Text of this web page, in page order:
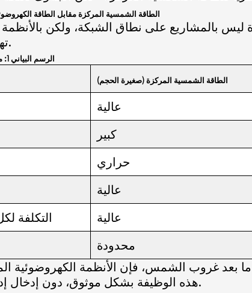
الطاقة الشمسية المركزة مقابل الطاقة
بالمشاريع على نطاق الشبكة، ولكن بالأنظمة
تهيمن على سوق الطاقة المنزلية.
الرسم البياني 1: مقارنة تكنولوجيا الطاقة السكنية (تحليل إرشادي)
الطاقة الشمسية المركزة (صغيرة الحجم)
عالية
كبير
حراري
عالية
التكلفة
عالية
محدودة
غروب الشمس، فإن الأنظمة الكهروضوئية
هذه الوظيفة بشكل موثوق، دون إدخال إدارة حرارية أو مخاطر ميكانيكية.